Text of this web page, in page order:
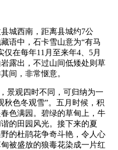
城西南，距离县城约7公
语中，石卡雪山意为“有马
在每年11月至来年4、5月
露出，不过山间低矮处则草
间，非常惬意。
景观四时不同，可归纳为一
秋色冬观雪”。五月时候，积
色满园。碧绿的草甸上，牛
的田园风光。接下来的夏
的杜鹃花争奇斗艳，令人心
被盛放的狼毒花染成一片红